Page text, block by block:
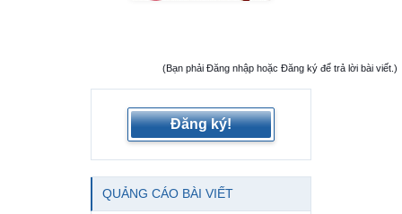
(Bạn phải Đăng nhập hoặc Đăng ký để trả lời bài viết.)
Đăng ký!
QUẢNG CÁO BÀI VIẾT